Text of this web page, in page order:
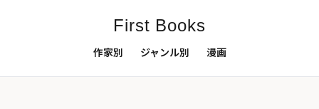
First Books
作家別 ジャンル別 漫画